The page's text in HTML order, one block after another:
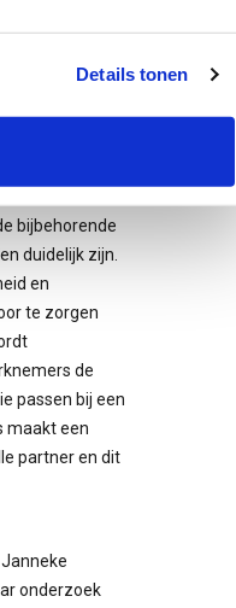
Details tonen
bijbehorende
duidelijk zijn.
en
te zorgen
de
passen bij een
maakt een
partner en dit
onderzoek